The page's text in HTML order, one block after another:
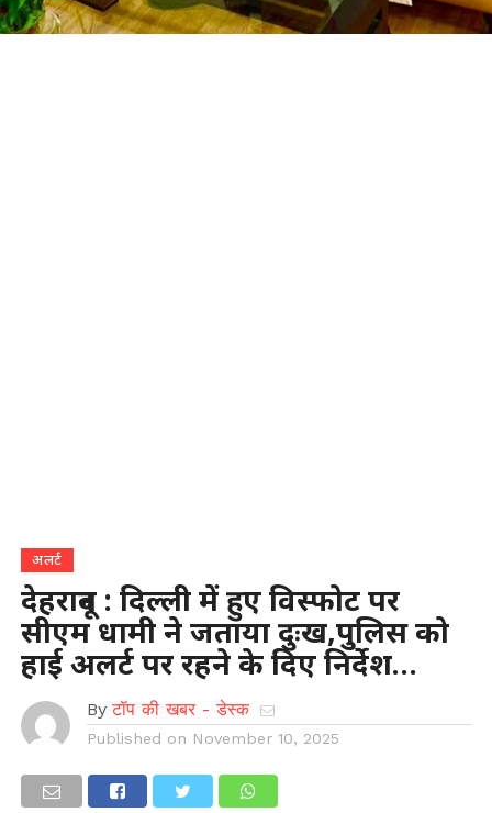
अलर्ट
देहरादून : दिल्ली में हुए विस्फोट पर
सीएम धामी ने जताया दुःख,पुलिस को
हाई अलर्ट पर रहने के दिए निर्देश…
By टॉप की खबर - डेस्क
Published on November 10, 2025